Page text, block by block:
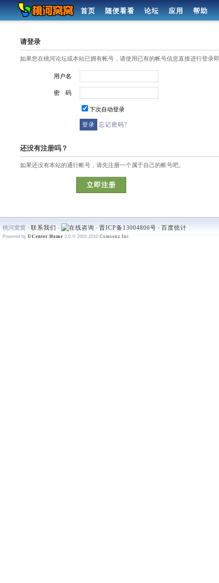
首页 随便看看 论坛 应用 帮助
请登录
如果您在桃河论坛或本站已拥有帐号，请使用已有的帐号信息直接进行登录
用户名
密 码
下次自动登录
忘记密码?
还没有注册吗？
如果还没有本站的通行帐号，请先注册一个属于自己的帐号吧。
立即注册
桃河窝窝 - 联系我们 - - 晋ICP备13004806号 - 百度统计
Powered by UCenter Home 2.0 © 2001-2010 Comsenz Inc.